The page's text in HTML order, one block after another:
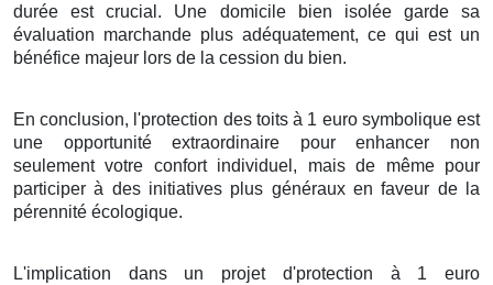
durée estcrucial . Une domicilebien isolée gardesa
évaluation marchande plus adéquatement, ce qui est un
bénéfice majeur lors de la cession du bien.
Enconclusion, l'protection des toitsà 1 euro symboliqueest
une opportunité extraordinaire pourenhancer
non
seulementvotre confort individuel , maisde mêmepour
participer à des initiatives plus générauxen faveur de la
pérennité écologique.
L'implication dans un projetd'protection à 1
euro